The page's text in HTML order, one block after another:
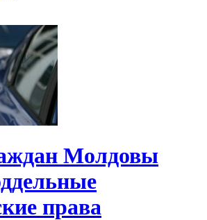
Молдовы
права